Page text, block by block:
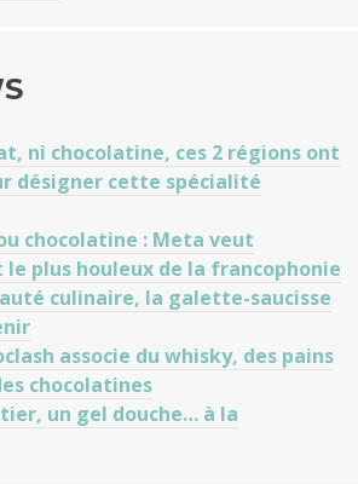
ni chocolatine, ces 2 régions ont
désigner cette spécialité
chocolatine : Meta veut
plus houleux de la francophonie
culinaire, la galette-saucisse
associe du whisky, des pains
chocolatines
un gel douche… à la